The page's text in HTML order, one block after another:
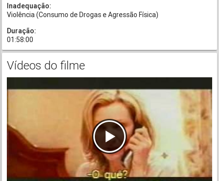
Inadequação:
Violência (Consumo de Drogas e Agressão Física)
Duração:
01:58:00
Vídeos do filme